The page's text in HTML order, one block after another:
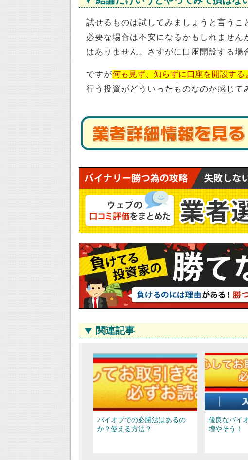
試せるものは試してみましょうと言う
必要な場合は不安になるかもしれませ
はありません。さすがに口座開設する場
ですが何も見ず、知らずに口座を開設する
行う投資がどういったものなのか感じて
関連記事
バイオプでの必勝法はあるの
か？使える方法？
優良なバイ
増やそう！